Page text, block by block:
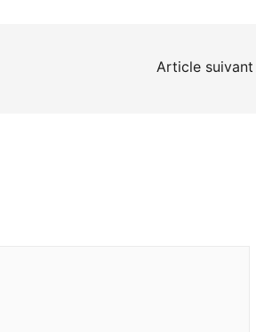
Article suivant